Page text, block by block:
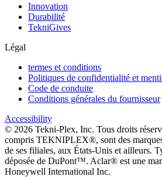
Innovation
Durabilité
TekniGives
Légal
termes et conditions
Politiques de confidentialité et
Code de conduite
Conditions générales du fournisseur
Accessibility
© 2026 Tekni-Plex, Inc. Tous droits
compris TEKNIPLEX®, sont des
de ses filiales, aux États-Unis et ailleurs.
déposée de DuPont™. Aclar® est une
Honeywell International Inc.